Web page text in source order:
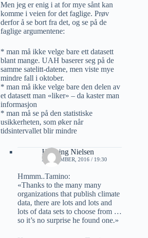
Men jeg er enig i at for mye sånt kan
komme i veien for det faglige. Prøv
derfor å se bort fra det, og se på de
faglige argumentene:
* man må ikke velge bare ett datasett
blant mange. UAH baserer seg på de
samme satelitt-datene, men viste mye
mindre fall i oktober.
* man må ikke velge bare den delen av
et datasett man «liker» – da kaster man
informasjon
* man må se på den statistiske
usikkerheten, som øker når
tidsintervallet blir mindre
Henning Nielsen
2 DESEMBER, 2016 / 19:30
Hmmm..Tamino:
«Thanks to the many many
organizations that publish climate
data, there are lots and lots and
lots of data sets to choose from …
so it’s no surprise he found one.»